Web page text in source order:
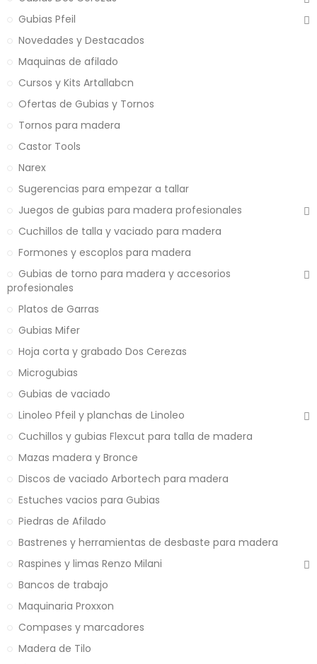
Gubias Pfeil
Novedades y Destacados
Maquinas de afilado
Cursos y Kits Artallabcn
Ofertas de Gubias y Tornos
Tornos para madera
Castor Tools
Narex
Sugerencias para empezar a tallar
Juegos de gubias para madera profesionales
Cuchillos de talla y vaciado para madera
Formones y escoplos para madera
Gubias de torno para madera y accesorios
profesionales
Platos de Garras
Gubias Mifer
Hoja corta y grabado Dos Cerezas
Microgubias
Gubias de vaciado
Linoleo Pfeil y planchas de Linoleo
Cuchillos y gubias Flexcut para talla de madera
Mazas madera y Bronce
Discos de vaciado Arbortech para madera
Estuches vacios para Gubias
Piedras de Afilado
Bastrenes y herramientas de desbaste para madera
Raspines y limas Renzo Milani
Bancos de trabajo
Maquinaria Proxxon
Compases y marcadores
Madera de Tilo